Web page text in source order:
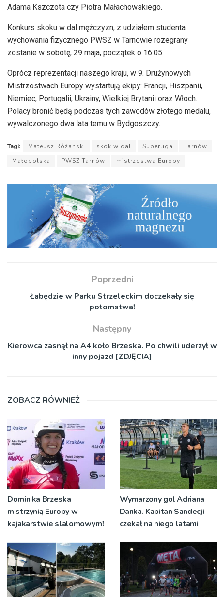
Adama Kszczota czy Piotra Małachowskiego.
Konkurs skoku w dal mężczyzn, z udziałem studenta
wychowania fizycznego PWSZ w Tarnowie rozegrany
zostanie w sobotę, 29 maja, początek o 16.05.
Oprócz reprezentacji naszego kraju, w 9. Drużynowych
Mistrzostwach Europy wystartują ekipy: Francji, Hiszpanii,
Niemiec, Portugalii, Ukrainy, Wielkiej Brytanii oraz Włoch.
Polacy bronić będą podczas tych zawodów złotego medalu,
wywalczonego dwa lata temu w Bydgoszczy.
Tagi: Mateusz Różanski skok w dal Superliga
Tarnów
Małopolska
PWSZ Tarnów mistrzostwa Europy
Poprzedni
Łabędzie w Parku Strzeleckim doczekały się
potomstwa!
Następny
Kierowca zasnął na A4 koło Brzeska. Po chwili uderzył w
inny pojazd [ZDJĘCIA]
ZOBACZ RÓWNIEŻ
Dominika Brzeska
mistrzynią Europy w
kajakarstwie slalomowym!
Wymarzony gol Adriana
Danka. Kapitan Sandecji
czekał na niego latami